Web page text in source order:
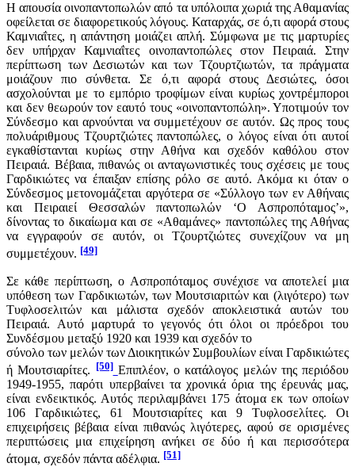
Η απουσία οινοπαντοπωλών από τα υπόλοιπα χωριά της Αθαμανίας
οφείλεται σε διαφορετικούς λόγους. Καταρχάς, σε ό,τι αφορά στους
Καμνιαΐτες, η απάντηση μοιάζει απλή. Σύμφωνα με τις μαρτυρίες
δεν υπήρχαν Καμνιαΐτες οινοπαντοπώλες στον Πειραιά. Στην
περίπτωση των Δεσιωτών και των Τζουρτζιωτών, τα πράγματα
μοιάζουν πιο σύνθετα. Σε ό,τι αφορά στους Δεσιώτες, όσοι
ασχολούνται με το εμπόριο τροφίμων είναι κυρίως χοντρέμποροι
και δεν θεωρούν τον εαυτό τους «οινοπαντοπώλη». Υποτιμούν τον
Σύνδεσμο και αρνούνται να συμμετέχουν σε αυτόν. Ως προς τους
πολυάριθμους Τζουρτζιώτες παντοπώλες, ο λόγος είναι ότι αυτοί
εγκαθίστανται κυρίως στην Αθήνα και σχεδόν καθόλου στον
Πειραιά. Βέβαια, πιθανώς οι ανταγωνιστικές τους σχέσεις με τους
Γαρδικιώτες να έπαιξαν επίσης ρόλο σε αυτό. Ακόμα κι όταν ο
Σύνδεσμος μετονομάζεται αργότερα σε «Σύλλογο των εν Αθήναις
και Πειραιεί Θεσσαλών παντοπωλών ‘Ο Ασπροπόταμος’»,
δίνοντας το δικαίωμα και σε «Αθαμάνες» παντοπώλες της Αθήνας
να εγγραφούν σε αυτόν, οι Τζουρτζιώτες συνεχίζουν να μη
συμμετέχουν. [49]
Σε κάθε περίπτωση, ο Ασπροπόταμος συνέχισε να αποτελεί μια
υπόθεση των Γαρδικιωτών, των Μουτσιαριτών και (λιγότερο) των
Τυφλοσελιτών και μάλιστα σχεδόν αποκλειστικά αυτών του
Πειραιά. Αυτό μαρτυρά το γεγονός ότι όλοι οι πρόεδροι του
Συνδέσμου μεταξύ 1920 και 1939 και σχεδόν το
σύνολο των μελών των Διοικητικών Συμβουλίων είναι Γαρδικιώτες
ή Μουτσιαρίτες. [50] Επιπλέον, ο κατάλογος μελών της περιόδου
1949-1955, παρότι υπερβαίνει τα χρονικά όρια της έρευνάς μας,
είναι ενδεικτικός. Αυτός περιλαμβάνει 175 άτομα εκ των οποίων
106 Γαρδικιώτες, 61 Μουτσιαρίτες και 9 Τυφλοσελίτες. Οι
επιχειρήσεις βέβαια είναι πιθανώς λιγότερες, αφού σε ορισμένες
περιπτώσεις μια επιχείρηση ανήκει σε δύο ή και περισσότερα
άτομα, σχεδόν πάντα αδέλφια. [51]